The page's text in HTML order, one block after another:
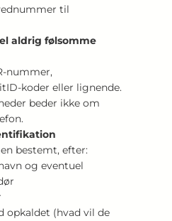
til
aldrig følsomme
nummer,
koder eller lignende.
beder ikke om
bestemt, efter:
og eventuel
opkaldet (hvad vil de